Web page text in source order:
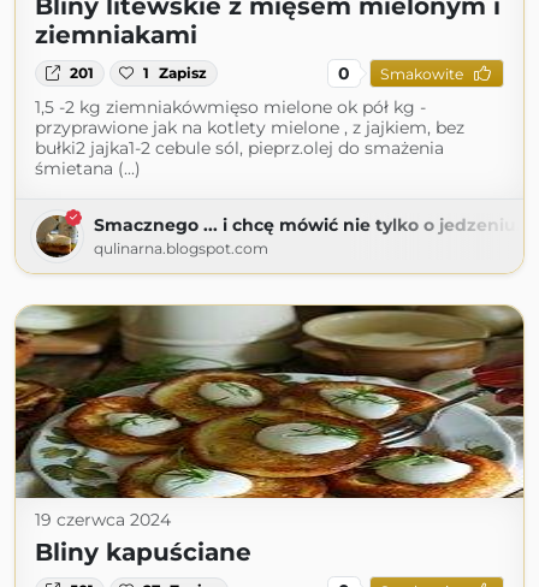
Bliny litewskie z mięsem mielonym i
ziemniakami
201 1 Zapisz 0 Smakowite
1,5 -2 kg ziemniakówmięso mielone ok pół kg -
przyprawione jak na kotlety mielone , z jajkiem, bez
bułki2 jajka1-2 cebule sól, pieprz.olej do smażenia
śmietana (...)
Smacznego ... i chcę mówić nie tylko o jedzeniu...
qulinarna.blogspot.com
19 czerwca 2024
Bliny kapuściane